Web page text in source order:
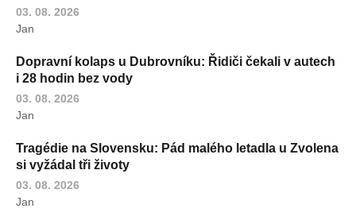
03. 08. 2026
Jan
Dopravní kolaps u Dubrovníku: Řidiči čekali v autech
i 28 hodin bez vody
03. 08. 2026
Jan
Tragédie na Slovensku: Pád malého letadla u Zvolena
si vyžádal tři životy
03. 08. 2026
Jan